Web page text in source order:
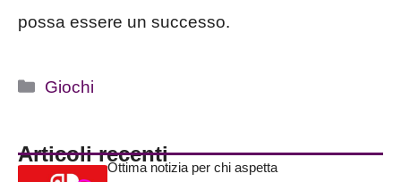
possa essere un successo.
Categorie
Giochi
Articoli recenti
Ottima notizia per chi aspetta